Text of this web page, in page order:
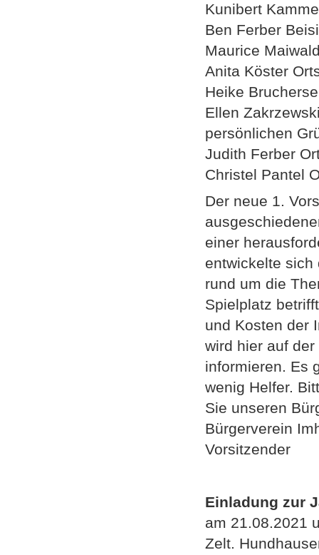
Kunibert
Ben Ferber
Maurice
Anita Köster
Heike
Ellen
persönlichen
Judith Ferber
Christel Pantel
Der neue 1.
einer
entwickelte sich
rund um die
Spielplatz
und Kosten der
wird hier auf
informieren. Es
wenig Helfer.
Sie unseren
Bürgerverein
Vorsitzender
Einladung zur
am 21.08.2021
Zelt.